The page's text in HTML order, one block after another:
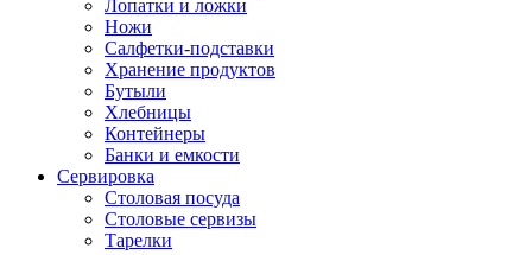
Лопатки и ложки
Ножи
Салфетки-подставки
Хранение продуктов
Бутыли
Хлебницы
Контейнеры
Банки и емкости
Сервировка
Столовая посуда
Столовые сервизы
Тарелки